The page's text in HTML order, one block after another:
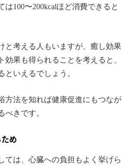
は100〜200kcalほど消費できると
と考える人もいますが、癒し効果
効果も得られることを考えると、
といえるでしょう。
方法を知れば健康促進にもつなが
べきです。
め
ては、心臓への負担もよく挙げら